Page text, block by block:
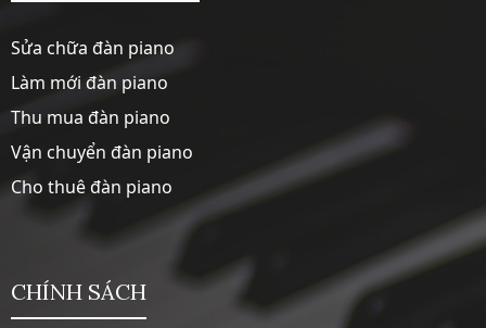
Sửa chữa đàn piano
Làm mới đàn piano
Thu mua đàn piano
Vận chuyển đàn piano
Cho thuê đàn piano
CHÍNH SÁCH